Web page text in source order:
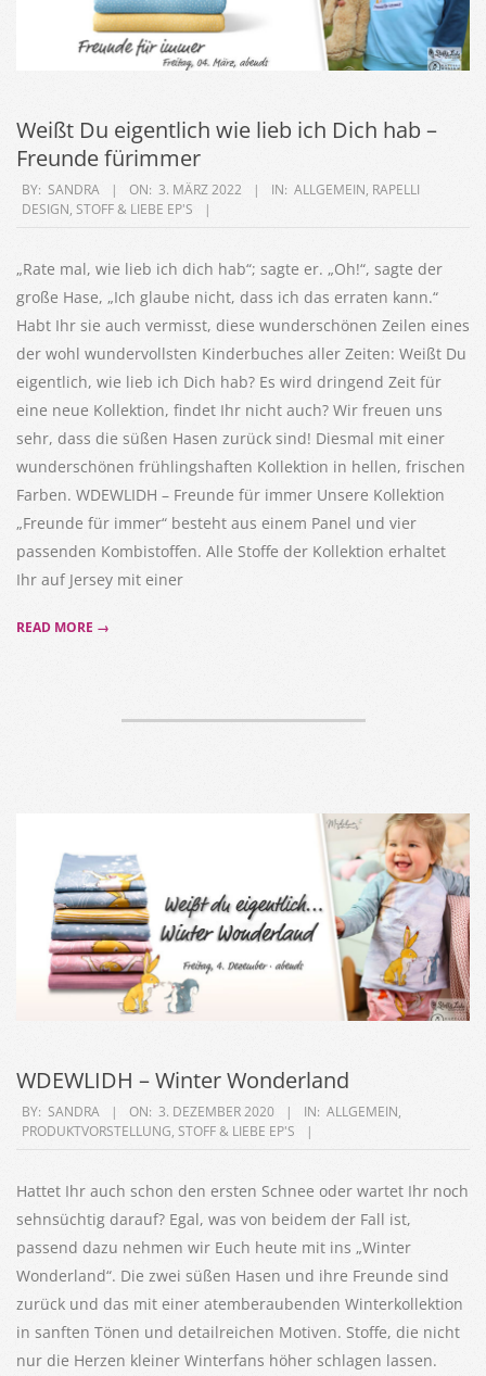
Weißt Du eigentlich wie lieb ich Dich hab –
Freunde fürimmer
2022-
03-
BY: SANDRA ON: 3. MÄRZ 2022 IN: ALLGEMEIN, RAPELLI
DESIGN, STOFF & LIEBE EP'S
„Rate mal, wie lieb ich dich hab“; sagte er. „Oh!“, sagte der
große Hase, „Ich glaube nicht, dass ich das erraten kann.“
Habt Ihr sie auch vermisst, diese wunderschönen Zeilen eines
der wohl wundervollsten Kinderbuches aller Zeiten: Weißt Du
eigentlich, wie lieb ich Dich hab? Es wird dringend Zeit für
eine neue Kollektion, findet Ihr nicht auch? Wir freuen uns
sehr, dass die süßen Hasen zurück sind! Diesmal mit einer
wunderschönen frühlingshaften Kollektion in hellen, frischen
Farben. WDEWLIDH – Freunde für immer Unsere Kollektion
„Freunde für immer“ besteht aus einem Panel und vier
passenden Kombistoffen. Alle Stoffe der Kollektion erhaltet
Ihr auf Jersey mit einer
READ MORE →
WDEWLIDH – Winter Wonderland
2020-
12-
BY: SANDRA ON: 3. DEZEMBER 2020 IN: ALLGEMEIN,
PRODUKTVORSTELLUNG, STOFF & LIEBE EP'S
Hattet Ihr auch schon den ersten Schnee oder wartet Ihr noch
sehnsüchtig darauf? Egal, was von beidem der Fall ist,
passend dazu nehmen wir Euch heute mit ins „Winter
Wonderland“. Die zwei süßen Hasen und ihre Freunde sind
zurück und das mit einer atemberaubenden Winterkollektion
in sanften Tönen und detailreichen Motiven. Stoffe, die nicht
nur die Herzen kleiner Winterfans höher schlagen lassen.